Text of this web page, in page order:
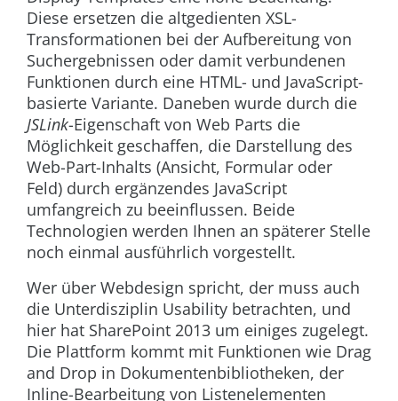
Diese ersetzen die altgedienten XSL-
Transformationen bei der Aufbereitung von
Suchergebnissen oder damit verbundenen
Funktionen durch eine HTML- und JavaScript-
basierte Variante. Daneben wurde durch die
JSLink-Eigenschaft von Web Parts die
Möglichkeit geschaffen, die Darstellung des
Web-Part-Inhalts (Ansicht, Formular oder
Feld) durch ergänzendes JavaScript
umfangreich zu beeinflussen. Beide
Technologien werden Ihnen an späterer Stelle
noch einmal ausführlich vorgestellt.
Wer über Webdesign spricht, der muss auch
die Unterdisziplin Usability betrachten, und
hier hat SharePoint 2013 um einiges zugelegt.
Die Plattform kommt mit Funktionen wie Drag
and Drop in Dokumentenbibliotheken, der
Inline-Bearbeitung von Listenelementen